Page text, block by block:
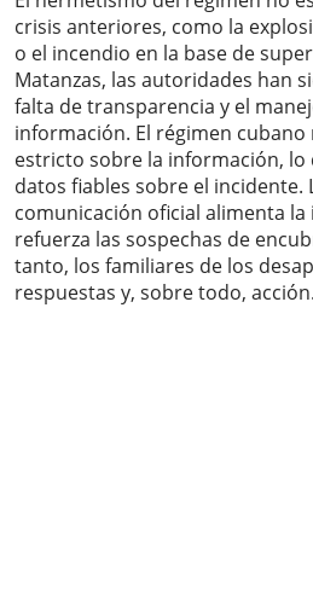
crisis anteriores, como la
o el incendio en la base de
Matanzas, las autoridades han
falta de transparencia y el
información. El régimen
estricto sobre la información, lo
datos fiables sobre el incidente.
comunicación oficial alimenta
refuerza las sospechas de
tanto, los familiares de los
respuestas y, sobre todo, acción.